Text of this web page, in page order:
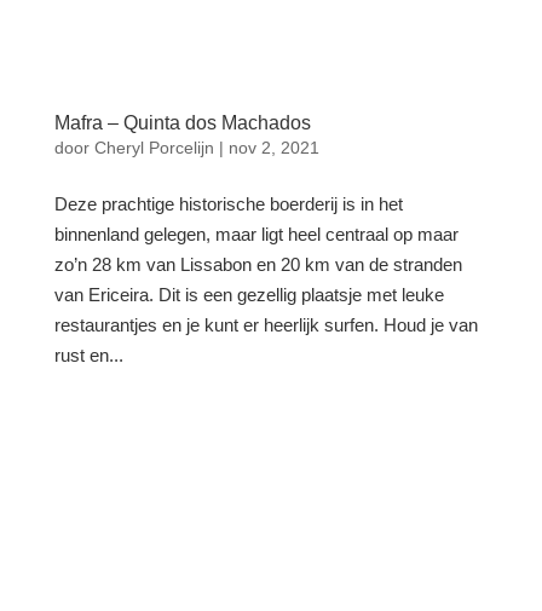
Mafra – Quinta dos Machados
door Cheryl Porcelijn | nov 2, 2021
Deze prachtige historische boerderij is in het
binnenland gelegen, maar ligt heel centraal op maar
zo’n 28 km van Lissabon en 20 km van de stranden
van Ericeira. Dit is een gezellig plaatsje met leuke
restaurantjes en je kunt er heerlijk surfen. Houd je van
rust en...